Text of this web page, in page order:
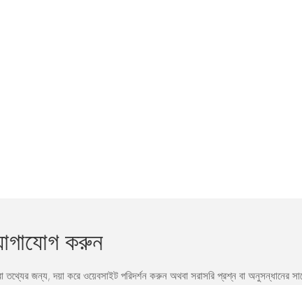
করুন
জন্য, দয়া করে ওয়েবসাইট পরিদর্শন করুন অথবা সরাসরি প্রশ্ন বা অনুসন্ধানের